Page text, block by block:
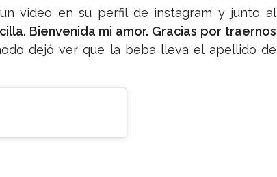
video en su perfil de instagram y junto al
Bienvenida mi amor. Gracias por traernos
dejó ver que la beba lleva el apellido de